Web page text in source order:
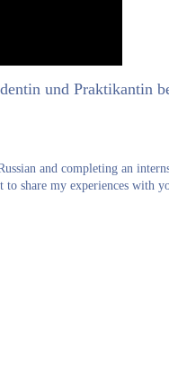
und Praktikantin
and completing an
share my experiences with